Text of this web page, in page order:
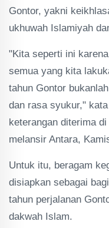
Gontor, yakni
ukhuwah Islamiyah
"Kita seperti ini
semua yang kita
tahun Gontor
dan rasa syukur,"
keterangan diterima
melansir Antara,
Untuk itu, beragam
disiapkan sebagai
tahun perjalanan
dakwah Islam.